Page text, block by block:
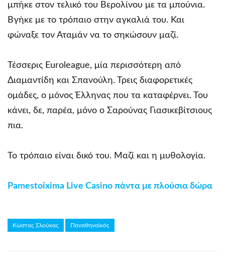
μπήκε στον τελικό του Βερολίνου με τα μπούνια.
Βγήκε με το τρόπαιο στην αγκαλιά του. Και
φώναξε τον Αταμάν να το σηκώσουν μαζί.
Τέσσερις Euroleague, μία περισσότερη από
Διαμαντίδη και Σπανούλη. Τρεις διαφορετικές
ομάδες, ο μόνος Έλληνας που τα καταφέρνει. Του
κάνει, δε, παρέα, μόνο ο Σαρούνας Γιασικεβίτσιους
πια.
Το τρόπαιο είναι δικό του. Μαζί και η μυθολογία.
Pamestoixima Live Casino πάντα με πλούσια δώρα
Κώστας Σλούκας Παναθηναϊκός